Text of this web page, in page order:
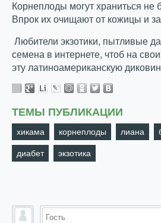
Корнеплоды могут храниться не
Впрок их очищают от кожицы и
Любители экзотики, пытливые
семена в интернете, чтоб на
эту латиноамериканскую
ТЕМЫ ПУБЛИКАЦИИ
хикама корнеплоды лиана
диабет экзотика